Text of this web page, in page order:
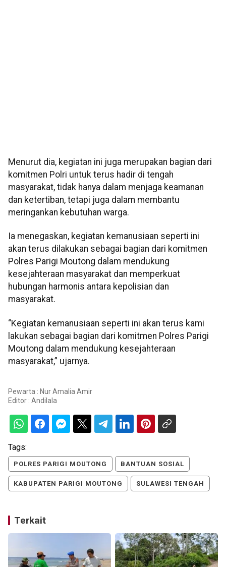
Menurut dia, kegiatan ini juga merupakan bagian dari
komitmen Polri untuk terus hadir di tengah
masyarakat, tidak hanya dalam menjaga keamanan
dan ketertiban, tetapi juga dalam membantu
meringankan kebutuhan warga.
Ia menegaskan, kegiatan kemanusiaan seperti ini
akan terus dilakukan sebagai bagian dari komitmen
Polres Parigi Moutong dalam mendukung
kesejahteraan masyarakat dan memperkuat
hubungan harmonis antara kepolisian dan
masyarakat.
“Kegiatan kemanusiaan seperti ini akan terus kami
lakukan sebagai bagian dari komitmen Polres Parigi
Moutong dalam mendukung kesejahteraan
masyarakat,” ujarnya.
Pewarta : Nur Amalia Amir
Editor : Andilala
Tags:
POLRES PARIGI MOUTONG BANTUAN SOSIAL
KABUPATEN PARIGI MOUTONG SULAWESI TENGAH
Terkait